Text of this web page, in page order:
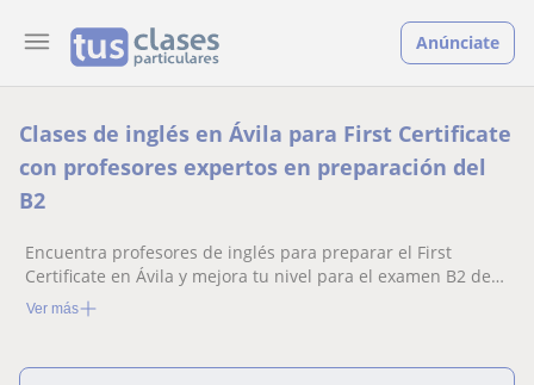
Anúnciate
Clases de inglés en Ávila para First Certificate
con profesores expertos en preparación del
B2
Encuentra profesores de inglés para preparar el First
Certificate en Ávila y mejora tu nivel para el examen B2 de
Cambridge
Ver más